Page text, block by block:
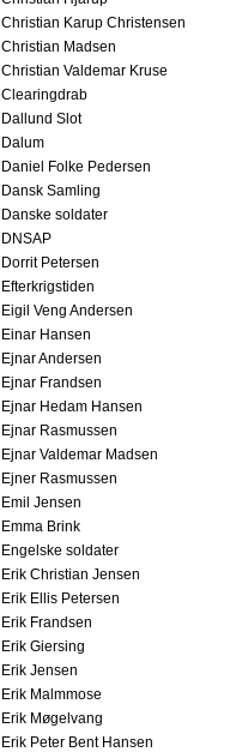
Christian Karup Christensen
Christian Madsen
Christian Valdemar Kruse
Clearingdrab
Dallund Slot
Dalum
Daniel Folke Pedersen
Dansk Samling
Danske soldater
DNSAP
Dorrit Petersen
Efterkrigstiden
Eigil Veng Andersen
Einar Hansen
Ejnar Andersen
Ejnar Frandsen
Ejnar Hedam Hansen
Ejnar Rasmussen
Ejnar Valdemar Madsen
Ejner Rasmussen
Emil Jensen
Emma Brink
Engelske soldater
Erik Christian Jensen
Erik Ellis Petersen
Erik Frandsen
Erik Giersing
Erik Jensen
Erik Malmmose
Erik Møgelvang
Erik Peter Bent Hansen